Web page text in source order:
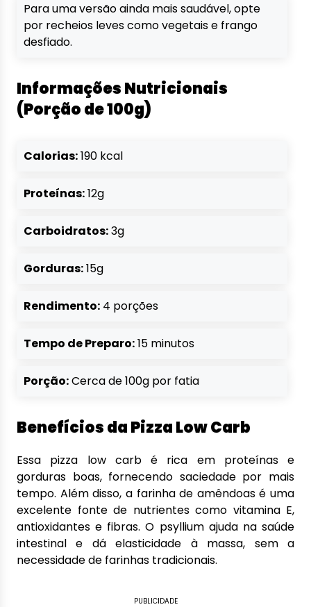
Para uma versão ainda mais saudável, opte
por recheios leves como vegetais e frango
desfiado.
Informações Nutricionais
(Porção de 100g)
Calorias:190 kcal
Proteínas:12g
Carboidratos:3g
Gorduras:15g
Rendimento: 4 porções
Tempo de Preparo:15 minutos
Porção:Cerca de 100g por fatia
Benefícios da Pizza Low Carb
Essa pizza low carb é rica em proteínas e
gorduras boas, fornecendo saciedade por mais
tempo. Além disso, a farinha de amêndoas é uma
excelente fonte de nutrientes como vitamina E,
antioxidantes e fibras. O psyllium ajuda na saúde
intestinal e dá elasticidade à massa, sem a
necessidade de farinhas tradicionais.
PUBLICIDADE